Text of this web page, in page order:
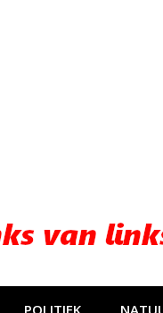
POLITIEK